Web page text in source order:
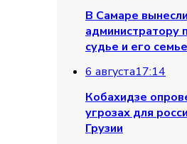
В Самаре
администратору
судье и его семье
6 августа17:14
Кобахидзе
угрозах для
Грузии